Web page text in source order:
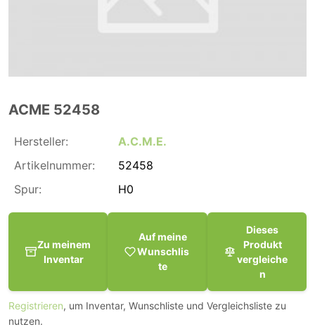
ACME 52458
Hersteller:
A.C.M.E.
Artikelnummer:
52458
Spur:
H0
Zu meinem
Inventar
Auf meine
Wunschlis
te
Dieses
Produkt
vergleiche
n
Registrieren, um Inventar, Wunschliste und Vergleichsliste zu
nutzen.